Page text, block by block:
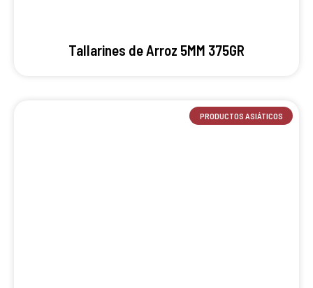
Tallarines de Arroz 5MM 375GR
PRODUCTOS ASIÁTICOS